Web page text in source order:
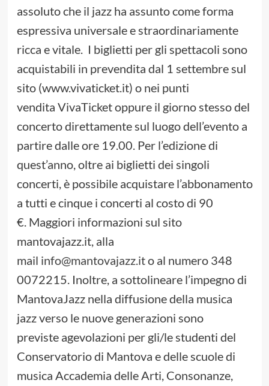
assoluto che il jazz ha assunto come forma
espressiva universale e straordinariamente
ricca e vitale. I biglietti per gli spettacoli sono
acquistabili in prevendita dal 1 settembre sul
sito (www.vivaticket.it) o nei punti
vendita VivaTicket oppure il giorno stesso del
concerto direttamente sul luogo dell’evento a
partire dalle ore 19.00. Per l’edizione di
quest’anno, oltre ai biglietti dei singoli
concerti, è possibile acquistare l’abbonamento
a tutti e cinque i concerti al costo di 90
€. Maggiori informazioni sul sito
mantovajazz.it, alla
mail info@mantovajazz.ito al numero 348
0072215. Inoltre, a sottolineare l’impegno di
MantovaJazz nella diffusione della musica
jazz verso le nuove generazioni sono
previste agevolazioni per gli/le studenti del
Conservatorio di Mantova e delle scuole di
musica Accademia delle Arti, Consonanze,